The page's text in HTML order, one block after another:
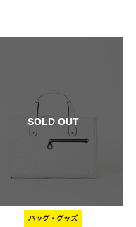
SOLD OUT
バッグ・グッズ